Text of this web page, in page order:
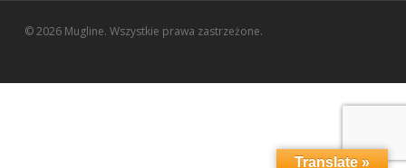
© 2026 Mugline. Wszystkie prawa zastrzeżone.
Translate »